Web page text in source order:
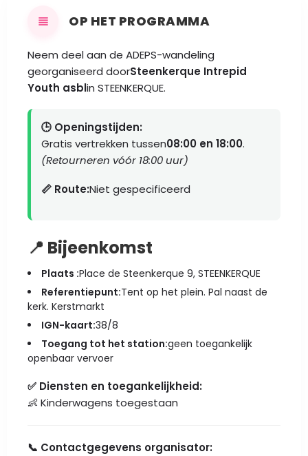
OP HET PROGRAMMA
Neem deel aan de ADEPS-wandeling
georganiseerd doorSteenkerque Intrepid
Youth asblin STEENKERQUE.
🕒 Openingstijden:
Gratis vertrekken tussen08:00 en 18:00.
(Retourneren vóór 18:00 uur)
📏 Route:Niet gespecificeerd
📍 Bijeenkomst
Plaats :Place de Steenkerque 9, STEENKERQUE
Referentiepunt:Tent op het plein. Pal naast de
kerk. Kerstmarkt
IGN-kaart:38/8
Toegang tot het station:geen toegankelijk
openbaar vervoer
✅ Diensten en toegankelijkheid:
👶 Kinderwagens toegestaan
📞 Contactgegevens organisator: